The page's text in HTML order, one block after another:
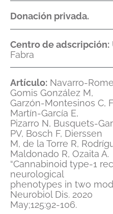
Donación privada.
Centro de adscripción:
Fabra
Artículo: Navarro-
Gomis González M,
Garzón-Montesinos C,
Martín-García E,
Pizarro N, Busquets-
PV, Bosch F, Dierssen
M, de la Torre R,
Maldonado R, Ozaita A.
“Cannabinoid type-1
neurological
phenotypes in two
Neurobiol Dis. 2020
May;125:92-106.